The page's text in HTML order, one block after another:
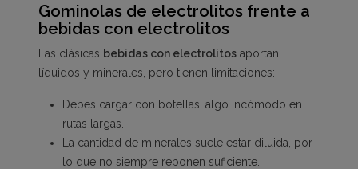
Gominolas de electrolitos frente a
bebidas con electrolitos
Las clásicas bebidas con electrolitos aportan
líquidos y minerales, pero tienen limitaciones:
Debes cargar con botellas, algo incómodo en
rutas largas.
La cantidad de minerales suele estar diluida, por
lo que no siempre reponen suficiente.